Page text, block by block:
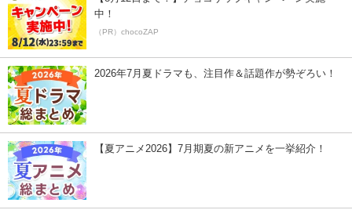
中！
（PR）chocoZAP
2026年7月夏ドラマも、注目作＆話題作が勢ぞろい！
【夏アニメ2026】7月期夏の新アニメを一挙紹介！